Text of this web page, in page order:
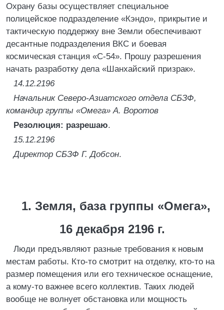
Охрану базы осуществляет специальное
полицейское подразделение «Кэндо», прикрытие и
тактическую поддержку вне Земли обеспечивают
десантные подразделения ВКС и боевая
космическая станция «С-54». Прошу разрешения
начать разработку дела «Шанхайский призрак».
14.12.2196
Начальник Северо-Азиатского отдела СБЗФ,
командир группы «Омега» А. Воротов
Резолюция: разрешаю.
15.12.2196
Директор СБЗФ Г. Добсон.
1. Земля, база группы «Омега»,
16 декабря 2196 г.
Люди предъявляют разные требования к новым
местам работы. Кто-то смотрит на отделку, кто-то на
размер помещения или его техническое оснащение,
а кому-то важнее всего коллектив. Таких людей
вообще не волнует обстановка или мощность